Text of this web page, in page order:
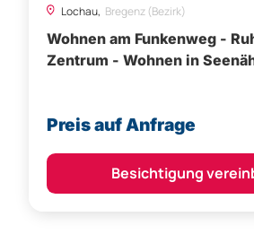
Preis auf Anfrage
Besichtigung